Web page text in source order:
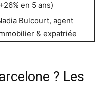
en 5 ans)
Bulcourt, agent
& expatriée
? Les